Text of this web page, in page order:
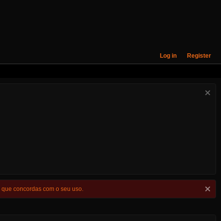
Log in Register
concordas com o seu uso.